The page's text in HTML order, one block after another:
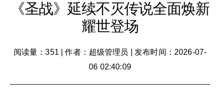
《圣战》延续不灭传说全面焕新
耀世登场
阅读量：351 |作者：超级管理员
发布时间：2026-07-
06 02:40:09